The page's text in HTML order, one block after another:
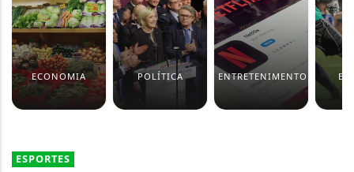
ECONOMIA POLÍTICA ENTRETENIMENTO
ESPORTES